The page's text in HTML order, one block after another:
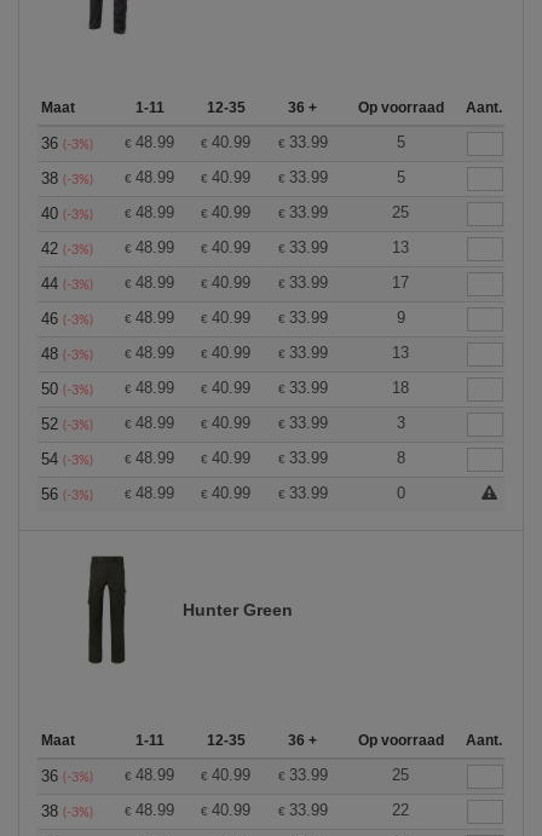
Maat 1-11 12-35 36 + Op voorraad Aant.
36 (-3%) € 48.99 € 40.99 € 33.99
5
38 (-3%) € 48.99 € 40.99 € 33.99
5
40 (-3%) € 48.99 € 40.99 € 33.99
25
42 (-3%) € 48.99 € 40.99 € 33.99
13
44 (-3%) € 48.99 € 40.99 € 33.99
17
46 (-3%) € 48.99 € 40.99 € 33.99
9
48 (-3%) € 48.99 € 40.99 € 33.99
13
50 (-3%) € 48.99 € 40.99 € 33.99
18
52 (-3%) € 48.99 € 40.99 € 33.99
3
54 (-3%) € 48.99 € 40.99 € 33.99
8
56 (-3%) € 48.99 € 40.99 € 33.99 0
Hunter Green
Maat 1-11 12-35 36 + Op voorraad Aant.
36 (-3%) € 48.99 € 40.99 € 33.99
25
38 (-3%) € 48.99 € 40.99 € 33.99
22